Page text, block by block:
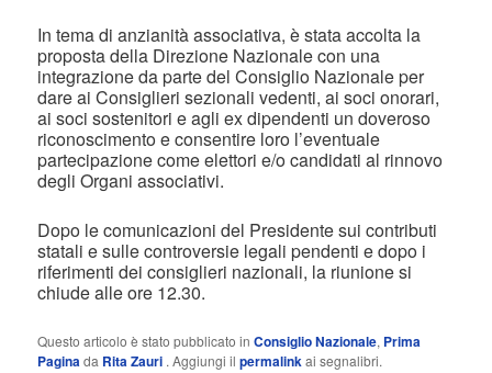
In tema di anzianità associativa, è stata accolta la
proposta della Direzione Nazionale con una
integrazione da parte del Consiglio Nazionale per
dare ai Consiglieri sezionali vedenti, ai soci onorari,
ai soci sostenitori e agli ex dipendenti un doveroso
riconoscimento e consentire loro l’eventuale
partecipazione come elettori e/o candidati al rinnovo
degli Organi associativi.
Dopo le comunicazioni del Presidente sui contributi
statali e sulle controversie legali pendenti e dopo i
riferimenti dei consiglieri nazionali, la riunione si
chiude alle ore 12.30.
Questo articolo è stato pubblicato inConsiglio Nazionale, Prima
Paginada Rita Zauri . Aggiungi ilpermalinkai segnalibri.